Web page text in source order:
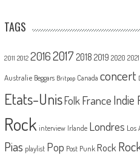
TAGS
2011 2012 20162017 2018 2019 2020 2021
Australie Beggars Britpop Canada concert
Etats-UnisFolk France Indie
Rock interview Irlande Londres Los
Pias playlist Pop Post Punk Rock